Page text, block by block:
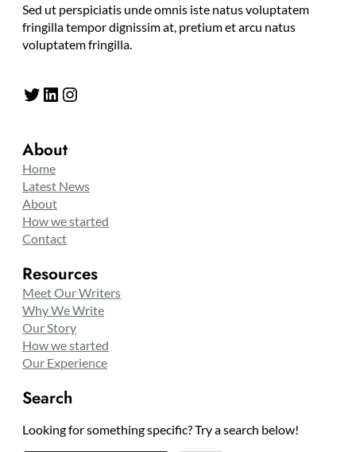
Sed ut perspiciatis unde omnis iste natus voluptatem
fringilla tempor dignissim at, pretium et arcu natus
voluptatem fringilla.
Twitter LinkedIn Instagram
About
Home
Latest News
About
How we started
Contact
Resources
Meet Our Writers
Why We Write
Our Story
How we started
Our Experience
Search
Looking for something specific? Try a search below!